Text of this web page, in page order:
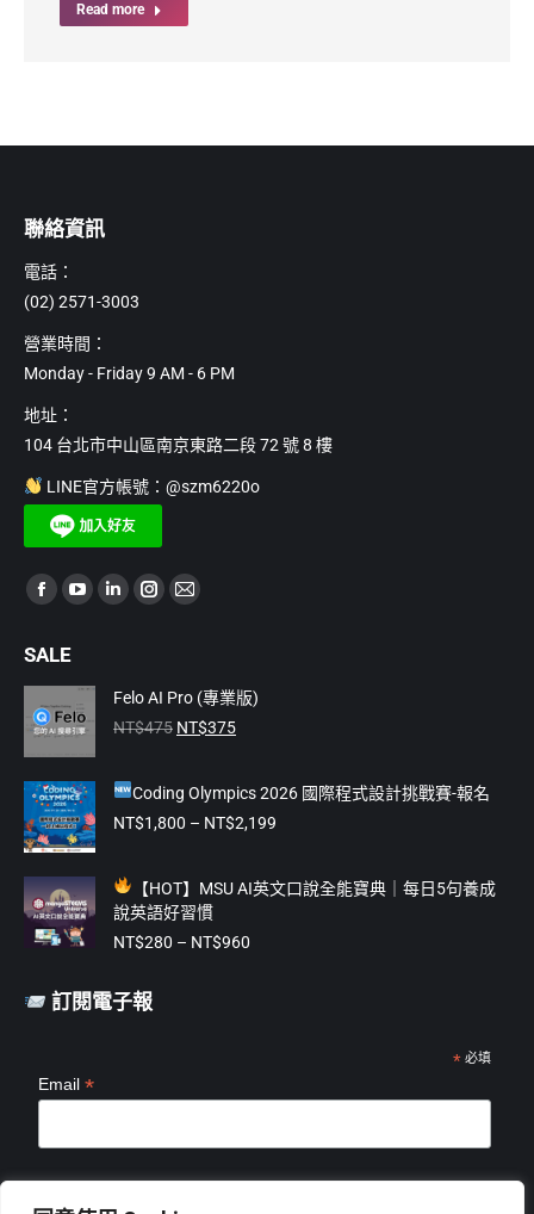
Read more
聯絡資訊
電話：
(02) 2571-3003
營業時間：
Monday - Friday 9 AM - 6 PM
地址：
104 台北市中山區南京東路二段 72 號 8 樓
LINE官方帳號：@szm6220o
Find us on:
Facebook
opens
new
window
YouTube
in
new
window
Linkedin
in
new
Instagram
in
new
Mail
in
new
SALE
Felo AI Pro (專業版)
NT$475 原
格：
NT$475。
NT$375目
格：
NT$375。
Coding Olympics 2026 國際程式設計挑戰賽-報名
NT$1,800 – NT$2,199
圍：
【HOT】MSU AI英文口說全能寶典｜每日5句養成
說英語好習慣
NT$280 – NT$960
訂閱電子報
* 必填
Email*